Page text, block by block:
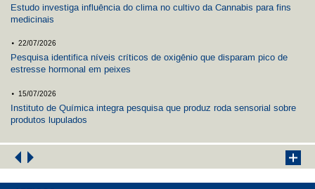
Estudo investiga influência do clima no cultivo da Cannabis para fins
medicinais
. 22/07/2026
Pesquisa identifica níveis críticos de oxigênio que disparam pico de
estresse hormonal em peixes
. 15/07/2026
Instituto de Química integra pesquisa que produz roda sensorial sobre
produtos lupulados